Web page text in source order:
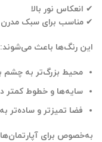
✔ انعکاس نور بالا
✔ مناسب برای سبک مدرن
این رنگ‌ها باعث می‌شوند:
محیط بزرگ‌تر به چشم
سایه‌ها و خطوط کمتر
فضا تمیزتر و ساده‌تر
به‌خصوص برای